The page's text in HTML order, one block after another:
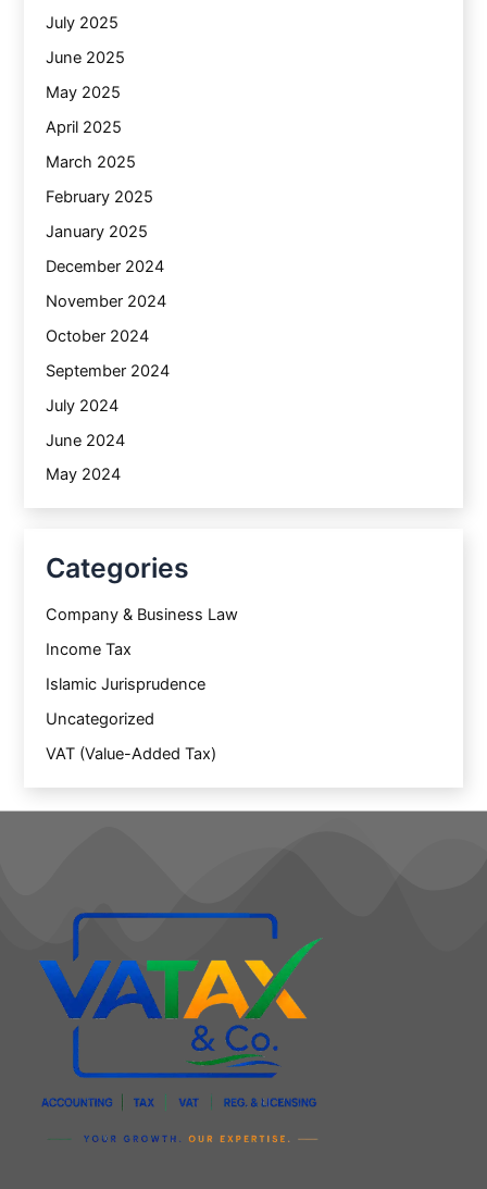
July 2025
June 2025
May 2025
April 2025
March 2025
February 2025
January 2025
December 2024
November 2024
October 2024
September 2024
July 2024
June 2024
May 2024
Categories
Company & Business Law
Income Tax
Islamic Jurisprudence
Uncategorized
VAT (Value-Added Tax)